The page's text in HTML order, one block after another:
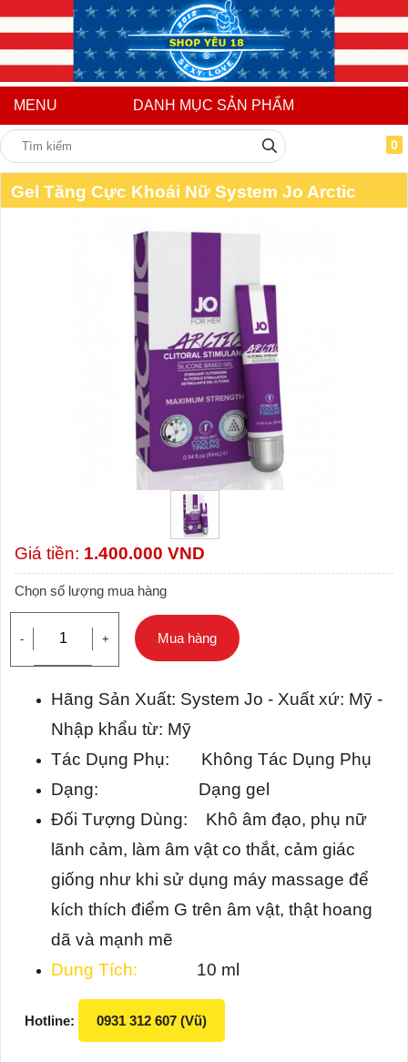
MENU DANH MỤC SẢN PHẨM
0
Gel Tăng Cực Khoái Nữ System Jo Arctic
Giá tiền: 1.400.000 VND
Chọn số lượng mua hàng
- + Mua hàng
Hãng Sản Xuất: System Jo - Xuất xứ: Mỹ -
Nhập khẩu từ: Mỹ
Tác Dụng Phụ: Không Tác Dụng Phụ
Dạng: Dạng gel
Đối Tượng Dùng: Khô âm đạo, phụ nữ
lãnh cảm, làm âm vật co thắt, cảm giác
giống như khi sử dụng máy massage để
kích thích điểm G trên âm vật, thật hoang
dã và mạnh mẽ
Dung Tích:
10 ml
Hotline: 0931 312 607 (Vũ)